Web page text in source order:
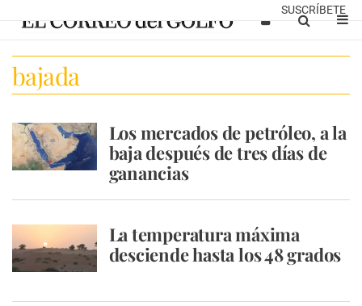
SUSCRÍBETE
bajada
Los mercados de petróleo, a la
baja después de tres días de
ganancias
La temperatura máxima
desciende hasta los 48 grados